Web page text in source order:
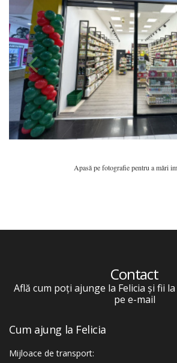
Apasă pe fotografie pentru a mări
Contact
Află cum poți ajunge la Felicia și fii
pe e-mail
Cum ajung la Felicia
Mijloace de transport: